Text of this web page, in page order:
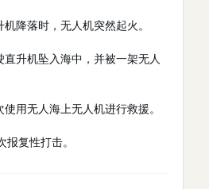
降落时，无人机突然起火。
升机坠入海中，并被一架无人
用无人海上无人机进行救援。
复性打击。